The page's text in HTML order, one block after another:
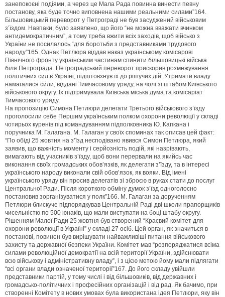
занепокоєні подіями, а через це Мала Рада повинна винести певну
постанову, яка буде точно виповнена нашими реальними силами”164.
Більшовицький переворот у Петрограді не був засуджений військовим
з’їздом. Навпаки, було заявлено, що його “не можна вважати вчинком
антидемократичним”, а тому треба вжити всіх заходів, щоб військо з
України не посилалось “для боротьби з представниками трудового
народу”165. Однак Петлюра віддав наказ українському комісарові
Північного фронту українським частинам спинити більшовицькі війська
біля Петрограда. Петроградський переворот прискорив розмежування
політичних сил в Україні, підштовхнув їх до рішучих дій. Утримати владу
намагалися сили, віддані Тимчасовому уряду, на чолі зі штабом Київського
військового округу. Їх підтримувала Київська міська дума та комісаріат
Тимчасового уряду.
На пропозицію Симона Петлюри делегати Третього військового з’їзду
проголосили себе Першим українським полком охорони революції у складі
чотирьох куренів під командуванням підполковника Ю. Капкана і
поручника М. Галагана. М. Галаган у своїх споминах так описав цей факт:
“По обіді 25 жовтня на з’їзд несподівано явився Симон Петлюра, який
заявив, що важність моменту і серйозність подій, які назрівають,
вимагають від учасників з’їзду, щоб вони перервали на якийсь час
виконання своїх громадських обов’язків, як делегати з’їзду, та в інтересі
українського народу виконали свій обов’язок, як вояки. Від імені
українського уряду він просив делегатів зі зброєю в руках стати до послуг
Центральної Ради. Після короткого обміну думок з’їзд одноголосно
постановив зорганізуватися у полк”166. М. Галаган за дорученням
Петлюри блискуче підпорядкував Центральній Раді дві школи прапорщиків
чисельністю по 500 юнаків, що мали виступати на боці штабу округу.
Рішенням Малої Ради 25 жовтня був створений “Краєвий комітет для
охорони революції в Україні” у складі 27 осіб. Цей орган, як значиться в
постанові, повинен був вирішувати найважливіші питання військового
захисту та державної безпеки України. Комітет мав “розпоряджатися всіма
силами революційної демократії на всій території України, здійснювати
всю військову і адміністративну владу”, і з цією метою йому мали підлягати
“всі органи влади означеної території”167. До його складу увійшли
представники партій, у тому числі і від більшовиків, від державних і
громадсько-політичних і професійних організацій і від рад. Як бачимо, при
створенні Комітету в нових умовах була використана ідея Петлюри, яку він